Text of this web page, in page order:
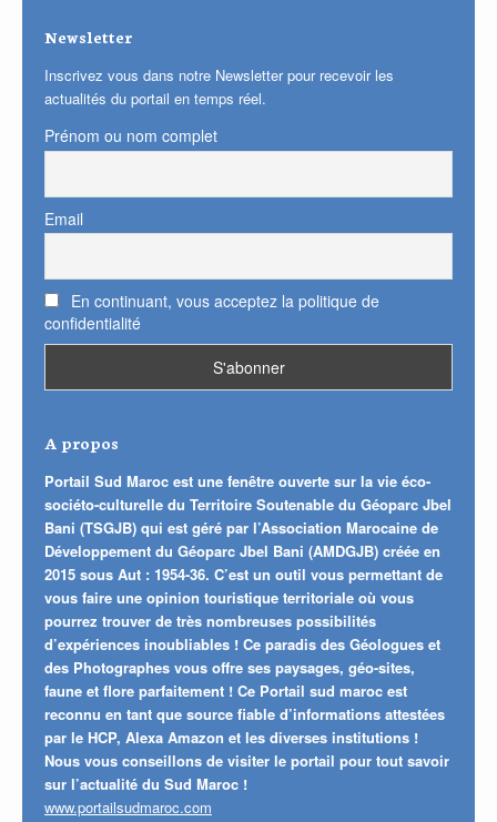
Newsletter
Inscrivez vous dans notre Newsletter pour recevoir les
actualités du portail en temps réel.
Prénom ou nom complet
Email
En continuant, vous acceptez la politique de
confidentialité
A propos
Portail Sud Maroc est une fenêtre ouverte sur la vie éco-
sociéto-culturelle du Territoire Soutenable du Géoparc Jbel
Bani (TSGJB) qui est géré par l’Association Marocaine de
Développement du Géoparc Jbel Bani (AMDGJB) créée en
2015 sous Aut : 1954-36. C’est un outil vous permettant de
vous faire une opinion touristique territoriale où vous
pourrez trouver de très nombreuses possibilités
d’expériences inoubliables ! Ce paradis des Géologues et
des Photographes vous offre ses paysages, géo-sites,
faune et flore parfaitement ! Ce Portail sud maroc est
reconnu en tant que source fiable d’informations attestées
par le HCP, Alexa Amazon et les diverses institutions !
Nous vous conseillons de visiter le portail pour tout savoir
sur l’actualité du Sud Maroc !
www.portailsudmaroc.com